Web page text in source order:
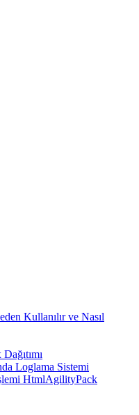
Kullanılır ve Nasıl
Loglama Sistemi
HtmlAgilityPack